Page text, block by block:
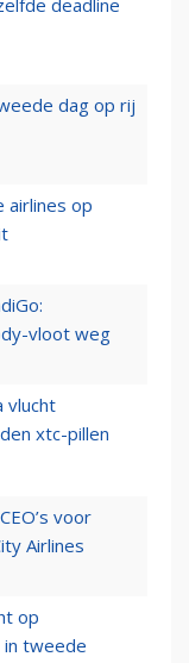
dag op rij
airlines op
vloot weg
vlucht
xtc-pillen
voor
Airlines
op
in tweede